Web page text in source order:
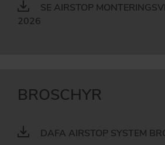
SE AIRSTOP
2026
BROSCHYR
DAFA AIRSTOP SYSTEM